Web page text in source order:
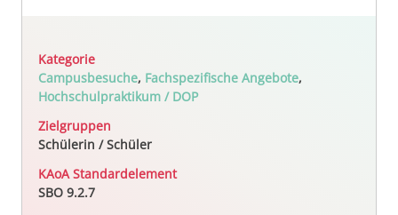
Kategorie
Campusbesuche, Fachspezifische Angebote,
Hochschulpraktikum / DOP
Zielgruppen
Schülerin / Schüler
KAoA Standardelement
SBO 9.2.7